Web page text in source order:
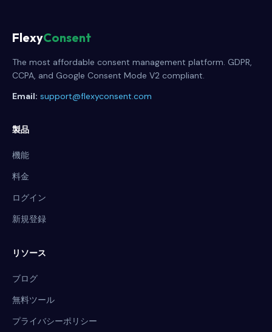
FlexyConsent
The most affordable consent management platform. GDPR,
CCPA, and Google Consent Mode V2 compliant.
Email: support@flexyconsent.com
製品
機能
料金
ログイン
新規登録
リソース
ブログ
無料ツール
プライバシーポリシー